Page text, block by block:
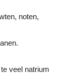
noten,
veel natrium